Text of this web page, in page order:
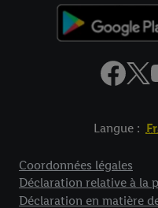
Langue :
Coordonnées légales
Déclaration relative à la
Déclaration en matière